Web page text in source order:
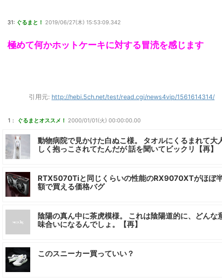
31: ぐるまと！ 2019/06/27(木) 15:53:09.342
極めて何かホットケーキに対する冒涜を感じます
引用元: http://hebi.5ch.net/test/read.cgi/news4vip/1561614314/
1： ぐるまとオススメ！ 2000/01/01(火) 00:00:00.00
動物病院で見かけた白ぬこ様。 タオルにくるまれて大
しく抱っこされてたんだが 話を聞いてビックリ【再】
RTX5070Tiと同じくらいの性能のRX9070XTがほぼ
額で買える価格バグ
陰陽の真ん中に茶虎模様。 これは陰陽道的に、どんな
味合いになるんでしょ。【再】
このスニーカー買っていい？